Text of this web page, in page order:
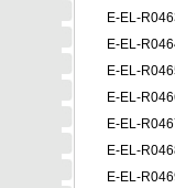
E-EL-
E-EL-
E-EL-
E-EL-
E-EL-
E-EL-
E-EL-